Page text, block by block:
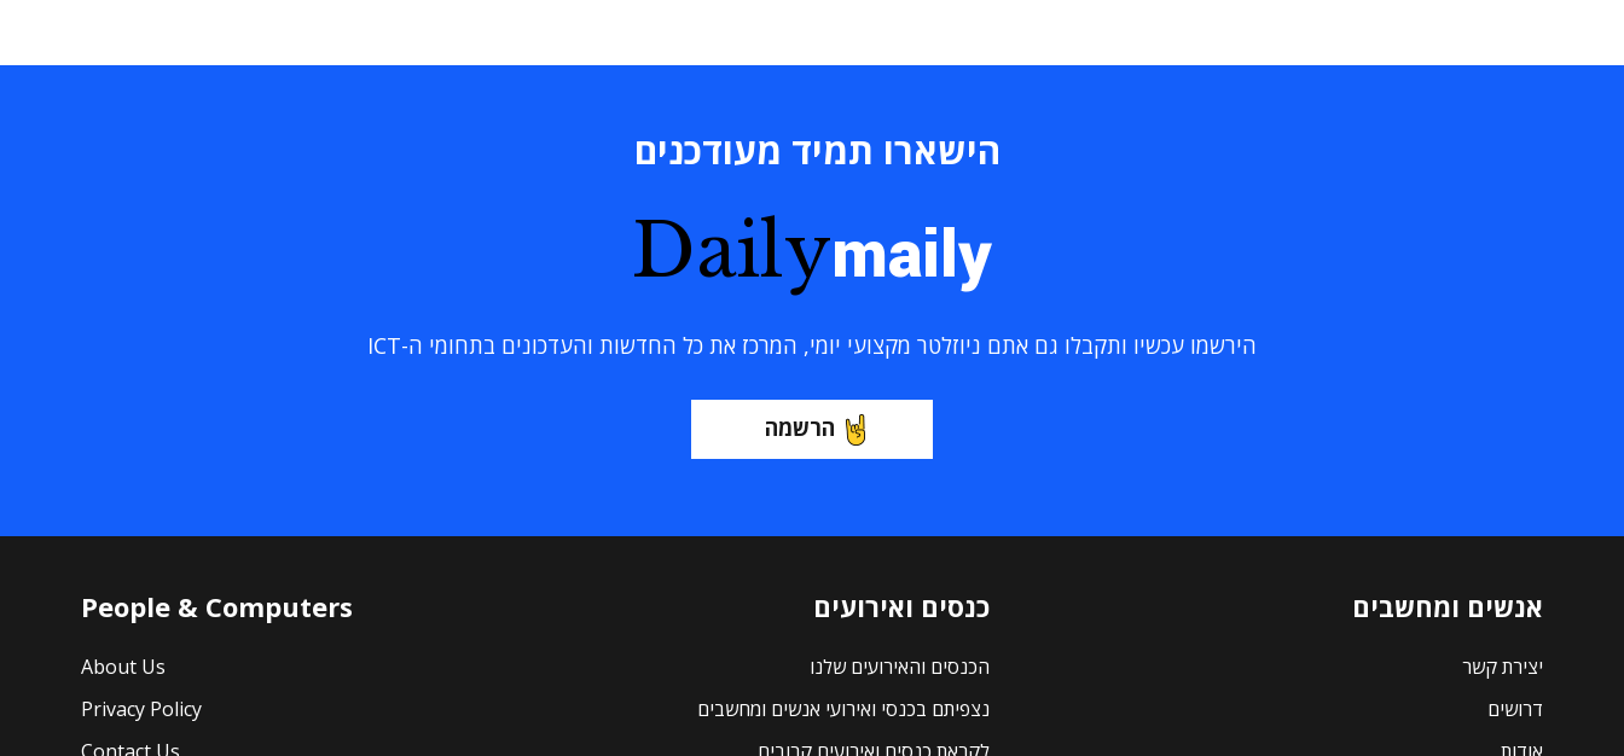
הישארו תמיד מעודכנים
Dailymaily
הירשמו עכשיו ותקבלו גם אתם ניוזלטר מקצועי יומי, המרכז את כל החדשות והעדכונים בתחומי ה-ICT
הרשמה
אנשים ומחשבים
יצירת קשר
דרושים
כנסים ואירועים
הכנסים והאירועים שלנו
נצפיתם בכנסי ואירועי אנשים ומחשבים
People & Computers
About Us
Privacy Policy